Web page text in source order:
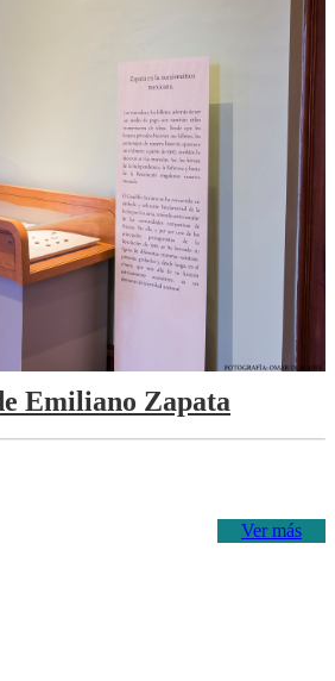
Emiliano Zapata
Ver más